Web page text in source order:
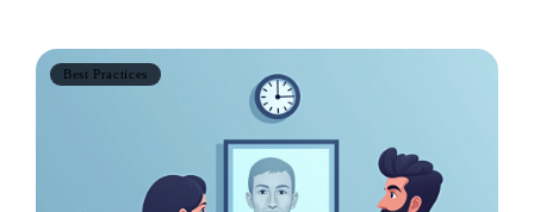
Best Practices